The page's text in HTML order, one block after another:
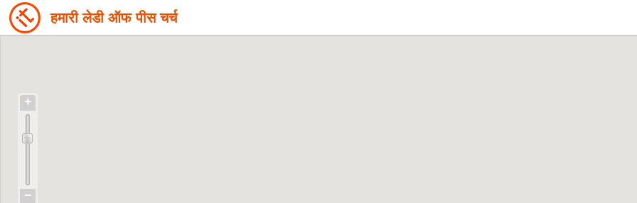
हमारी लेडी ऑफ पीस चर्च
+
−